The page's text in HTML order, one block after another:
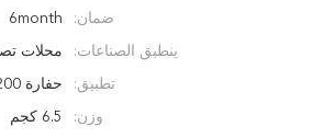
ضمان: 6month
ينطبق الصناعات: محلات
تطبيق: حفارة PC200
وزن: 6.5 كجم